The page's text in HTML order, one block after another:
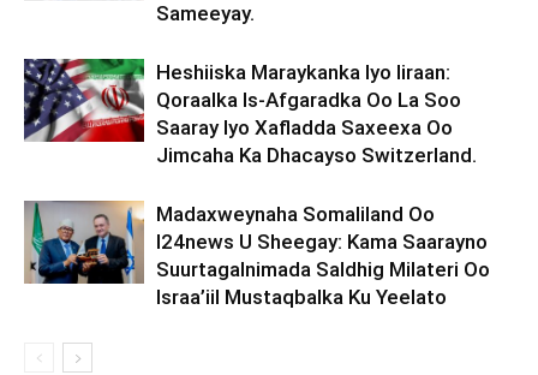
Sameeyay.
Heshiiska Maraykanka Iyo Iiraan:
Qoraalka Is-Afgaradka Oo La Soo
Saaray Iyo Xafladda Saxeexa Oo
Jimcaha Ka Dhacayso Switzerland.
Madaxweynaha Somaliland Oo
I24news U Sheegay: Kama Saarayno
Suurtagalnimada Saldhig Milateri Oo
Israa’iil Mustaqbalka Ku Yeelato